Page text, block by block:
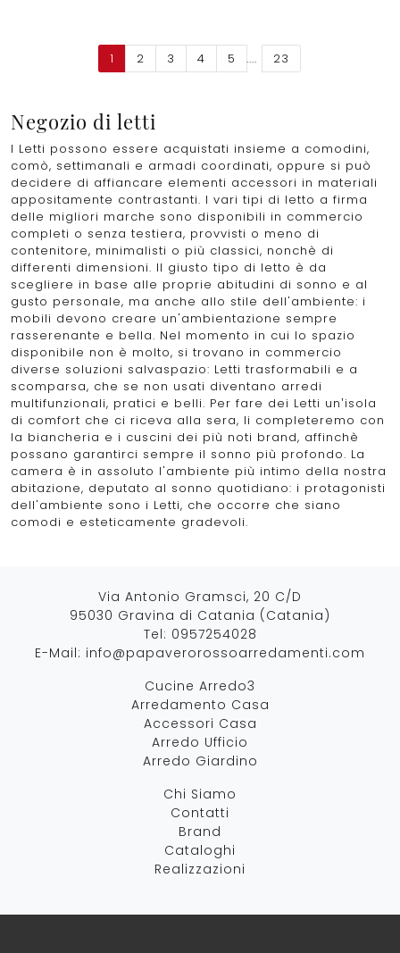
1 2 3 4 5 .... 23
Negozio di letti
I Letti possono essere acquistati insieme a comodini,
comò, settimanali e armadi coordinati, oppure si può
decidere di affiancare elementi accessori in materiali
appositamente contrastanti. I vari tipi di letto a firma
delle migliori marche sono disponibili in commercio
completi o senza testiera, provvisti o meno di
contenitore, minimalisti o più classici, nonchè di
differenti dimensioni. Il giusto tipo di letto è da
scegliere in base alle proprie abitudini di sonno e al
gusto personale, ma anche allo stile dell'ambiente: i
mobili devono creare un'ambientazione sempre
rasserenante e bella. Nel momento in cui lo spazio
disponibile non è molto, si trovano in commercio
diverse soluzioni salvaspazio: Letti trasformabili e a
scomparsa, che se non usati diventano arredi
multifunzionali, pratici e belli. Per fare dei Letti un’isola
di comfort che ci riceva alla sera, li completeremo con
la biancheria e i cuscini dei più noti brand, affinchè
possano garantirci sempre il sonno più profondo. La
camera è in assoluto l'ambiente più intimo della nostra
abitazione, deputato al sonno quotidiano: i protagonisti
dell'ambiente sono i Letti, che occorre che siano
comodi e esteticamente gradevoli.
Via Antonio Gramsci, 20 C/D
95030 Gravina di Catania (Catania)
Tel: 0957254028
E-Mail: info@papaverorossoarredamenti.com
Cucine Arredo3
Arredamento Casa
Accessori Casa
Arredo Ufficio
Arredo Giardino
Chi Siamo
Contatti
Brand
Cataloghi
Realizzazioni